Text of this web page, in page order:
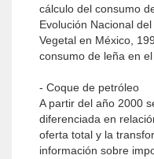
cálculo del consumo
Evolución Nacional
Vegetal en México,
consumo de leña en
- Coque de petróleo
A partir del año 2000
diferenciada en
oferta total y la
información sobre